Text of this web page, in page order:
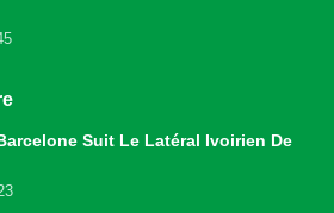
Suit Le Latéral Ivoirien De